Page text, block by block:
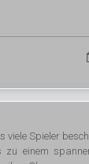
viele Spieler
einem